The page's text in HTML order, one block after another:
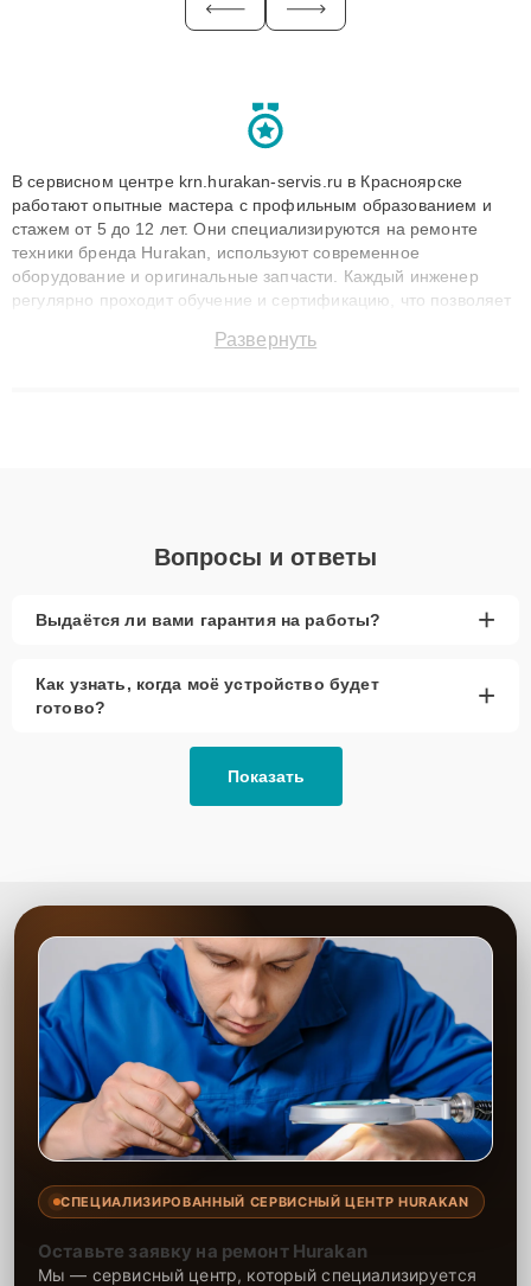
В сервисном центре krn.hurakan-servis.ru в Красноярске
работают опытные мастера с профильным образованием и
стажем от 5 до 12 лет. Они специализируются на ремонте
техники бренда Hurakan, используют современное
оборудование и оригинальные запчасти. Каждый инженер
регулярно проходит обучение и сертификацию, что позволяет
технику с сохранением гарантии до 3 лет. Наши мастера
Развернуть
Вопросы и ответы
Выдаётся ли вами гарантия на работы? +
Как узнать, когда моё устройство будет
готово?
+
Показать
СПЕЦИАЛИЗИРОВАННЫЙ СЕРВИСНЫЙ ЦЕНТР HURAKAN
Оставьте заявку на ремонт Hurakan
Мы — сервисный центр, который специализируется